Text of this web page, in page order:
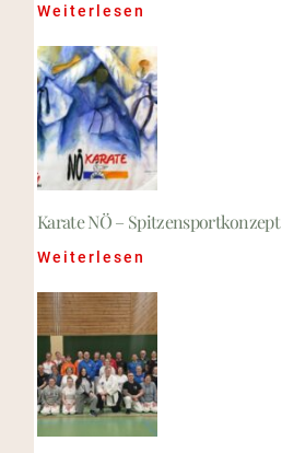
Weiterlesen
Karate NÖ – Spitzensportkonzept
Weiterlesen